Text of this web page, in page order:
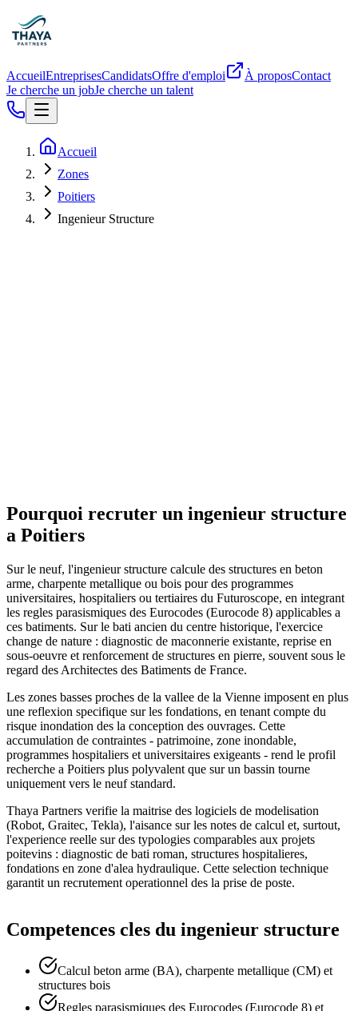
AccueilEntreprisesCandidatsOffre d'emploi À proposContact
Je cherche un jobJe cherche un talent
Accueil
Zones
Poitiers
Ingenieur Structure
Pourquoi recruter un ingenieur structure
a Poitiers
Sur le neuf, l'ingenieur structure calcule des structures en beton
arme, charpente metallique ou bois pour des programmes
universitaires, hospitaliers ou tertiaires du Futuroscope, en integrant
les regles parasismiques des Eurocodes (Eurocode 8) applicables a
ces batiments. Sur le bati ancien du centre historique, l'exercice
change de nature : diagnostic de maconnerie existante, reprise en
sous-oeuvre et renforcement de structures en pierre, souvent sous le
regard des Architectes des Batiments de France.
Les zones basses proches de la vallee de la Vienne imposent en plus
une reflexion specifique sur les fondations, en tenant compte du
risque inondation des la conception des ouvrages. Cette
accumulation de contraintes - patrimoine, zone inondable,
programmes hospitaliers et universitaires exigeants - rend le profil
recherche a Poitiers plus polyvalent que sur un bassin tourne
uniquement vers le neuf standard.
Thaya Partners verifie la maitrise des logiciels de modelisation
(Robot, Graitec, Tekla), l'aisance sur les notes de calcul et, surtout,
l'experience reelle sur des typologies comparables aux projets
poitevins : diagnostic de bati roman, structures hospitalieres,
fondations en zone d'alea hydraulique. Cette selection technique
garantit un recrutement operationnel des la prise de poste.
Competences cles du ingenieur structure
Calcul beton arme (BA), charpente metallique (CM) et
structures bois
Regles parasismiques des Eurocodes (Eurocode 8) et